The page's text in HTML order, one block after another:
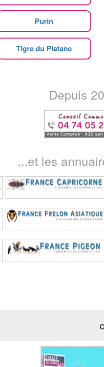
Purin
Tigre du Platane
Depuis
...et les